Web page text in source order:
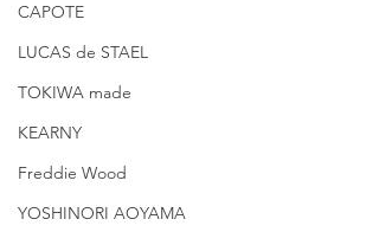
CAPOTE
LUCAS de STAEL
TOKIWA made
KEARNY
Freddie Wood
YOSHINORI AOYAMA